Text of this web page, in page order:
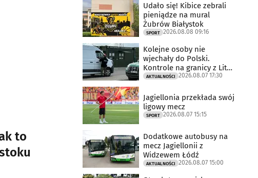
to
Udało się! Kibice zebrali
pieniądze na mural
Żubrów Białystok
SPORT 2026.08.08 09:16
Kolejne osoby nie
wjechały do Polski.
Kontrole na granicy z Litwą
trwają
AKTUALNOŚCI 2026.08.07 17:30
Jagiellonia przekłada swój
ligowy mecz
SPORT 2026.08.07 15:15
Dodatkowe autobusy na
mecz Jagiellonii z
Widzewem Łódź
AKTUALNOŚCI 2026.08.07 15:00